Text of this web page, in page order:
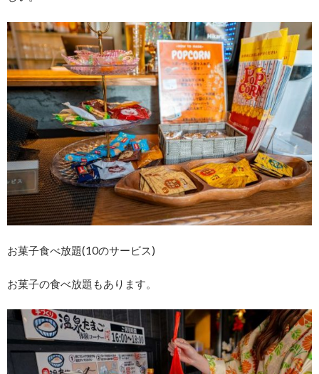
お菓子食べ放題(10のサービス)
お菓子の食べ放題もあります。